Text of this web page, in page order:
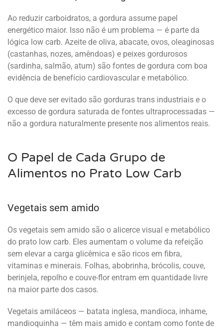
Ao reduzir carboidratos, a gordura assume papel
energético maior. Isso não é um problema — é parte da
lógica low carb. Azeite de oliva, abacate, ovos, oleaginosas
(castanhas, nozes, amêndoas) e peixes gordurosos
(sardinha, salmão, atum) são fontes de gordura com boa
evidência de benefício cardiovascular e metabólico.
O que deve ser evitado são gorduras trans industriais e o
excesso de gordura saturada de fontes ultraprocessadas —
não a gordura naturalmente presente nos alimentos reais.
O Papel de Cada Grupo de
Alimentos no Prato Low Carb
Vegetais sem amido
Os vegetais sem amido são o alicerce visual e metabólico
do prato low carb. Eles aumentam o volume da refeição
sem elevar a carga glicêmica e são ricos em fibra,
vitaminas e minerais. Folhas, abobrinha, brócolis, couve,
berinjela, repolho e couve-flor entram em quantidade livre
na maior parte dos casos.
Vegetais amiláceos — batata inglesa, mandioca, inhame,
mandioquinha — têm mais amido e contam como fonte de